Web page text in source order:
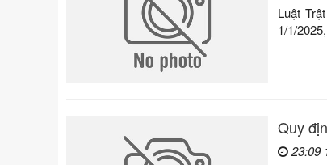
Luật
1/1/
Quy
23:09